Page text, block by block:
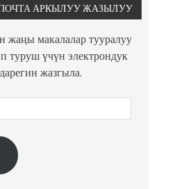
АРКЫЛУУ ЖАЗЫЛУУ
жаңы макалалар тууралуу
туруш үчүн электрондук
жазгыла.